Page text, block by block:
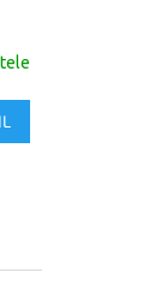
R
M
A